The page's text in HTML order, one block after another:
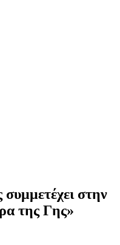
στην
της Γης»